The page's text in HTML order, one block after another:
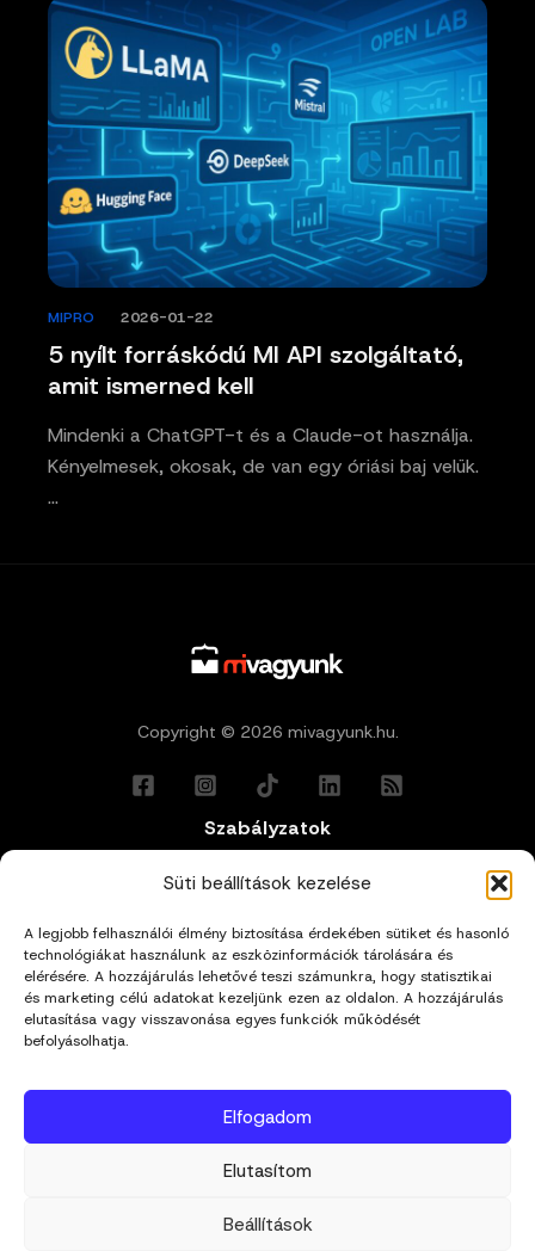
Süti beállítások kezelése
A legjobb felhasználói élmény biztosítása érdekében sütiket és hasonló
technológiákat használunk az eszközinformációk tárolására és
elérésére. A hozzájárulás lehetővé teszi számunkra, hogy statisztikai
és marketing célú adatokat kezeljünk ezen az oldalon. A hozzájárulás
elutasítása vagy visszavonása egyes funkciók működését
befolyásolhatja.
Elfogadom
Elutasítom
Beállítások
5 nyílt forráskódú MI API szolgáltató,
amit ismerned kell
MIPRO 2026-01-22
Mindenki a ChatGPT-t és a Claude-ot használja.
Kényelmesek, okosak, de van egy óriási baj velük.
…
Copyright © 2026 mivagyunk.hu.
Szabályzatok
Általános Felhasználási Feltételek
Adatkezelési Tájékoztató
Impresszum
Kapcsolat
hello@mivagyunk.hu